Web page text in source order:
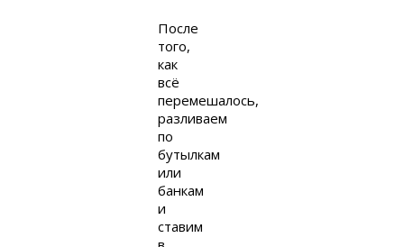
После
того,
как
всё
перемешалось,
разливаем
по
бутылкам
или
банкам
и
ставим